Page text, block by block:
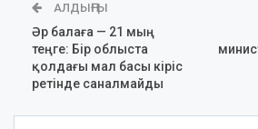
АЛДЫҢҒЫ
Әр балаға — 21 мың
теңге: Бір облыста
қолдағы мал басы кіріс
ретінде саналмайды